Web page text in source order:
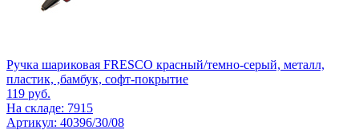
Ручка шариковая FRESCO красный/темно-серый, металл,
пластик, ,бамбук, софт-покрытие
119 руб.
На складе: 7915
Артикул: 40396/30/08